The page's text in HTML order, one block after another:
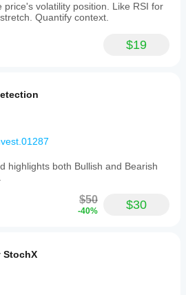
price's volatility position. Like RSI for
Quantify context.
$19
highlights both Bullish and Bearish
$50
-40% $30
StochX